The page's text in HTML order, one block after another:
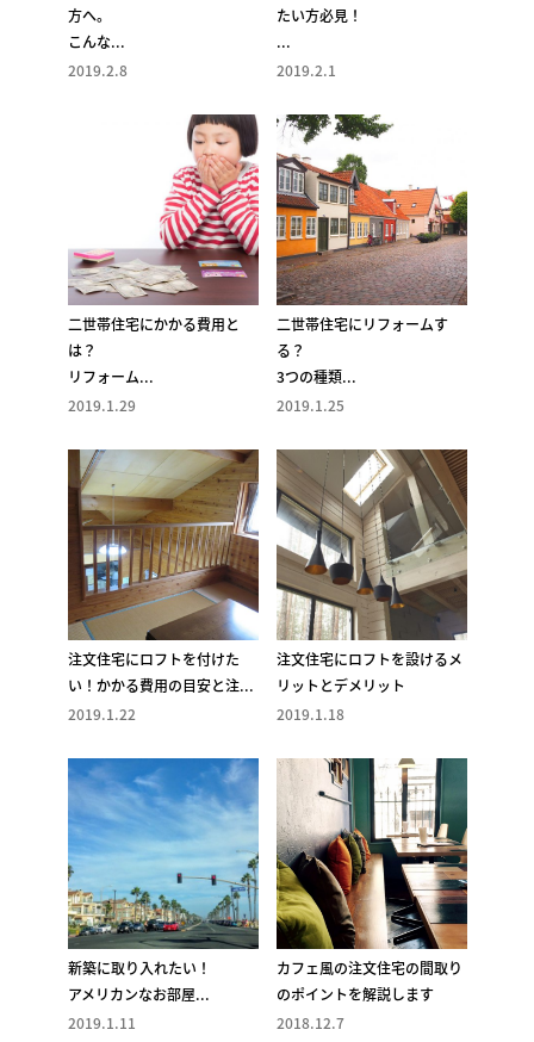
方へ。
こんな...
2019.2.8
たい方必見！
...
2019.2.1
二世帯住宅にかかる費用と
は？
リフォーム...
2019.1.29
二世帯住宅にリフォームす
る？
3つの種類...
2019.1.25
注文住宅にロフトを付けた
い！かかる費用の目安と注...
2019.1.22
注文住宅にロフトを設けるメ
リットとデメリット
2019.1.18
新築に取り入れたい！
アメリカンなお部屋...
2019.1.11
カフェ風の注文住宅の間取り
のポイントを解説します
2018.12.7